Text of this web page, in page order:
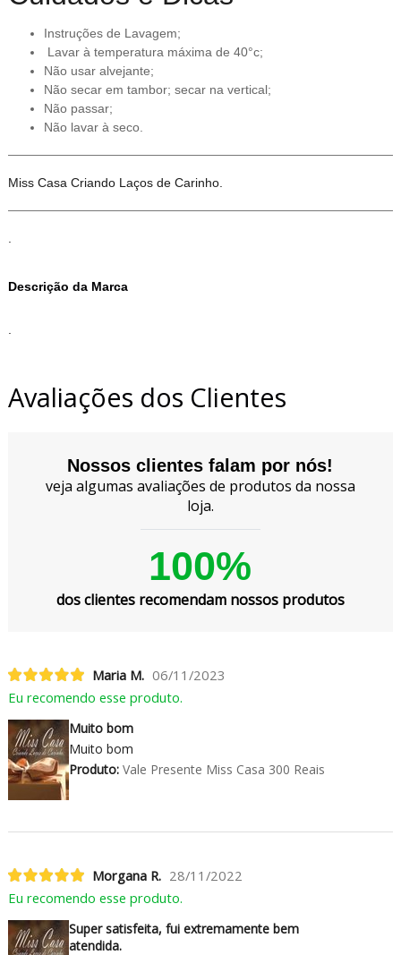
Instruções de Lavagem;
Lavar à temperatura máxima de 40°c;
Não usar alvejante;
Não secar em tambor; secar na vertical;
Não passar;
Não lavar à seco.
Miss Casa Criando Laços de Carinho.
Descrição da Marca
Avaliações dos Clientes
Nossos clientes falam por nós!
veja algumas avaliações de produtos da nossa
loja.
100%
dos clientes recomendam nossos produtos
Maria M. 06/11/2023
Eu recomendo esse produto.
Muito bom
Muito bom
Produto:Vale Presente Miss Casa 300 Reais
Morgana R. 28/11/2022
Eu recomendo esse produto.
Super satisfeita, fui extremamente bem
atendida.